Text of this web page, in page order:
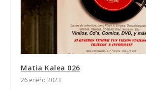
Matia Kalea 026
26 enero 2023